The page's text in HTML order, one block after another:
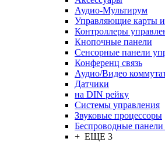
Аудио-Мультирум
Управляющие карты
Контроллеры
Кнопочные панели
Сенсорные панели
Конференц связь
Аудио/Видео
Датчики
на DIN рейку
Системы управления
Звуковые процессоры
Беспроводные
+ ЕЩЕ 3